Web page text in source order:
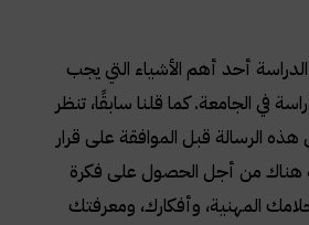
أحد أهم الأشياء التي يجب
في الجامعة. كما قلنا سابقًا، تنظر
هذه الرسالة قبل الموافقة على قرار
هناك من أجل الحصول على فكرة
المهنية، وأفكارك، ومعرفتك